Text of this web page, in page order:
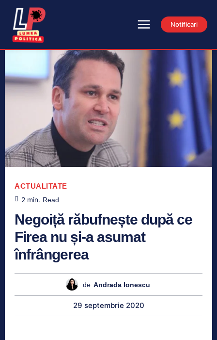
Notificari
ACTUALITATE
2 min. Read
Negoiță răbufnește după ce
Firea nu și-a asumat
înfrângerea
de Andrada Ionescu
29 septembrie 2020